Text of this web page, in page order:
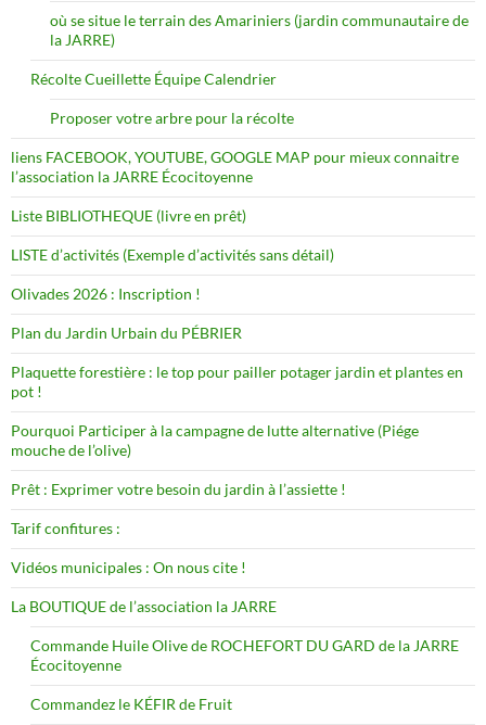
où se situe le terrain des Amariniers (jardin communautaire de
la JARRE)
Récolte Cueillette Équipe Calendrier
Proposer votre arbre pour la récolte
liens FACEBOOK, YOUTUBE, GOOGLE MAP pour mieux connaitre
l’association la JARRE Écocitoyenne
Liste BIBLIOTHEQUE (livre en prêt)
LISTE d’activités (Exemple d’activités sans détail)
Olivades 2026 : Inscription !
Plan du Jardin Urbain du PÉBRIER
Plaquette forestière : le top pour pailler potager jardin et plantes en
pot !
Pourquoi Participer à la campagne de lutte alternative (Piége
mouche de l’olive)
Prêt : Exprimer votre besoin du jardin à l’assiette !
Tarif confitures :
Vidéos municipales : On nous cite !
La BOUTIQUE de l’association la JARRE
Commande Huile Olive de ROCHEFORT DU GARD de la JARRE
Écocitoyenne
Commandez le KÉFIR de Fruit